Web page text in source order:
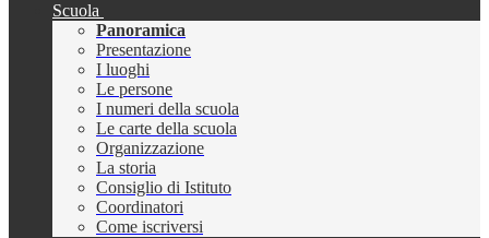
Scuola
Panoramica
Presentazione
I luoghi
Le persone
I numeri della scuola
Le carte della scuola
Organizzazione
La storia
Consiglio di Istituto
Coordinatori
Come iscriversi